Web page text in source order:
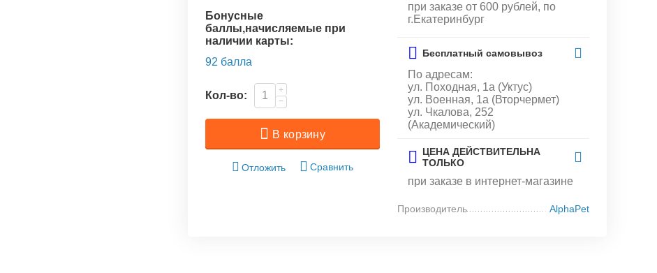
Бонусные
баллы,начисляемые при
наличии карты:
92 балла
Кол-во:
+
−
В корзину
Отложить Сравнить
при заказе от 600 рублей, по
г.Екатеринбург
Бесплатный самовывоз
По адресам:
ул. Походная, 1а (Уктус)
ул. Военная, 1а (Вторчермет)
ул. Чкалова, 252
(Академический)
ЦЕНА ДЕЙСТВИТЕЛЬНА
ТОЛЬКО
при заказе в интернет-магазине
Производитель AlphaPet